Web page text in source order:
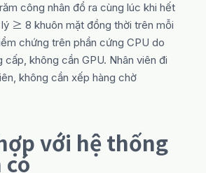
công nhân đổ ra cùng lúc khi hết
≥ 8 khuôn mặt đồng thời trên mỗi
chứng trên phần cứng CPU do
cấp, không cần GPU. Nhân viên đi
không cần xếp hàng chờ
với hệ thống
có